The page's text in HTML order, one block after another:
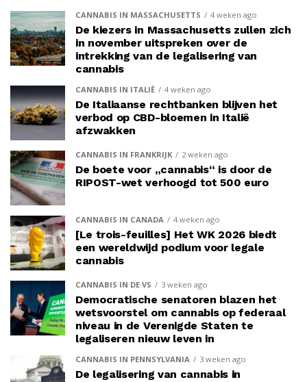
CANNABIS IN MASSACHUSETTS 4 weken ago
De kiezers in Massachusetts zullen zich
in november uitspreken over de
intrekking van de legalisering van
cannabis
CANNABIS IN ITALIË 4 weken ago
De Italiaanse rechtbanken blijven het
verbod op CBD-bloemen in Italië
afzwakken
CANNABIS IN FRANKRIJK 2 weken ago
De boete voor „cannabis“ is door de
RIPOST-wet verhoogd tot 500 euro
CANNABIS IN CANADA 4 weken ago
[Le trois-feuilles] Het WK 2026 biedt
een wereldwijd podium voor legale
cannabis
CANNABIS IN DE VS 3 weken ago
Democratische senatoren blazen het
wetsvoorstel om cannabis op federaal
niveau in de Verenigde Staten te
legaliseren nieuw leven in
CANNABIS IN PENNSYLVANIA 3 weken ago
De legalisering van cannabis in